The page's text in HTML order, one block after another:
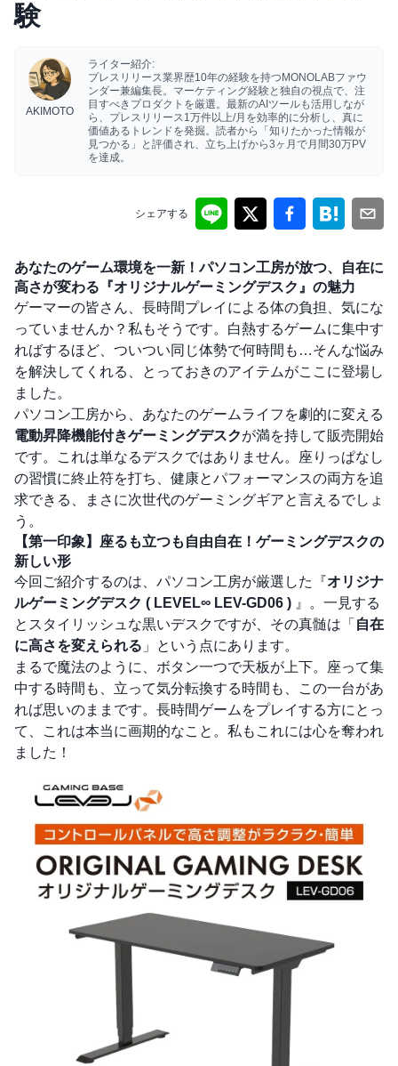
験
AKIMOTO
ライター紹介:
プレスリリース業界歴10年の経験を持つMONOLABファウ
ンダー兼編集長。マーケティング経験と独自の視点で、注
目すべきプロダクトを厳選。最新のAIツールも活用しなが
ら、プレスリリース1万件以上/月を効率的に分析し、真に
価値あるトレンドを発掘。読者から「知りたかった情報が
見つかる」と評価され、立ち上げから3ヶ月で月間30万PV
を達成。
シェアする
あなたのゲーム環境を一新！パソコン工房が放つ、自在に
高さが変わる『オリジナルゲーミングデスク』の魅力
ゲーマーの皆さん、長時間プレイによる体の負担、気にな
っていませんか？私もそうです。白熱するゲームに集中す
ればするほど、ついつい同じ体勢で何時間も…そんな悩み
を解決してくれる、とっておきのアイテムがここに登場し
ました。
パソコン工房から、あなたのゲームライフを劇的に変える
電動昇降機能付きゲーミングデスクが満を持して販売開始
です。これは単なるデスクではありません。座りっぱなし
の習慣に終止符を打ち、健康とパフォーマンスの両方を追
求できる、まさに次世代のゲーミングギアと言えるでしょ
う。
【第一印象】座るも立つも自由自在！ゲーミングデスクの
新しい形
今回ご紹介するのは、パソコン工房が厳選した『オリジナ
ルゲーミングデスク ( LEVEL∞ LEV-GD06 ) 』。一見する
とスタイリッシュな黒いデスクですが、その真髄は「 自在
に高さを変えられる 」という点にあります。
まるで魔法のように、ボタン一つで天板が上下。座って集
中する時間も、立って気分転換する時間も、この一台があ
れば思いのままです。長時間ゲームをプレイする方にとっ
て、これは本当に画期的なこと。私もこれには心を奪われ
ました！